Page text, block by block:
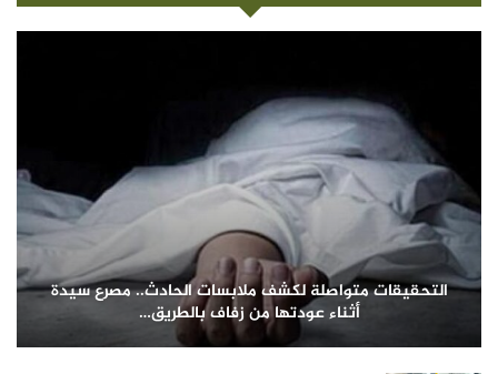
التحقيقات متواصلة لكشف ملابسات الحادث.. مصرع سيدة
أثناء عودتها من زفاف بالطريق…